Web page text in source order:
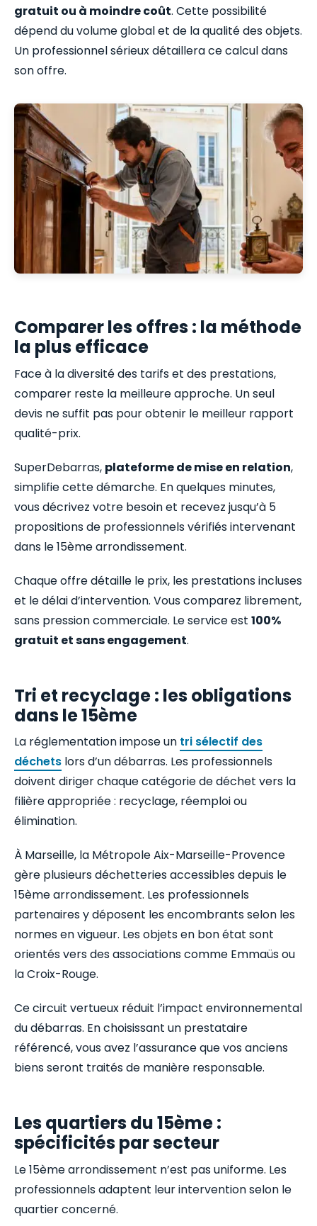
gratuit ou à moindre coût. Cette possibilité
dépend du volume global et de la qualité des objets.
Un professionnel sérieux détaillera ce calcul dans
son offre.
Comparer les offres : la méthode
la plus efficace
Face à la diversité des tarifs et des prestations,
comparer reste la meilleure approche. Un seul
devis ne suffit pas pour obtenir le meilleur rapport
qualité-prix.
SuperDebarras, plateforme de mise en relation,
simplifie cette démarche. En quelques minutes,
vous décrivez votre besoin et recevez jusqu’à 5
propositions de professionnels vérifiés intervenant
dans le 15ème arrondissement.
Chaque offre détaille le prix, les prestations incluses
et le délai d’intervention. Vous comparez librement,
sans pression commerciale. Le service est 100%
gratuit et sans engagement.
Tri et recyclage : les obligations
dans le 15ème
La réglementation impose un tri sélectif des
déchets lors d’un débarras. Les professionnels
doivent diriger chaque catégorie de déchet vers la
filière appropriée : recyclage, réemploi ou
élimination.
À Marseille, la Métropole Aix-Marseille-Provence
gère plusieurs déchetteries accessibles depuis le
15ème arrondissement. Les professionnels
partenaires y déposent les encombrants selon les
normes en vigueur. Les objets en bon état sont
orientés vers des associations comme Emmaüs ou
la Croix-Rouge.
Ce circuit vertueux réduit l’impact environnemental
du débarras. En choisissant un prestataire
référencé, vous avez l’assurance que vos anciens
biens seront traités de manière responsable.
Les quartiers du 15ème :
spécificités par secteur
Le 15ème arrondissement n’est pas uniforme. Les
professionnels adaptent leur intervention selon le
quartier concerné.